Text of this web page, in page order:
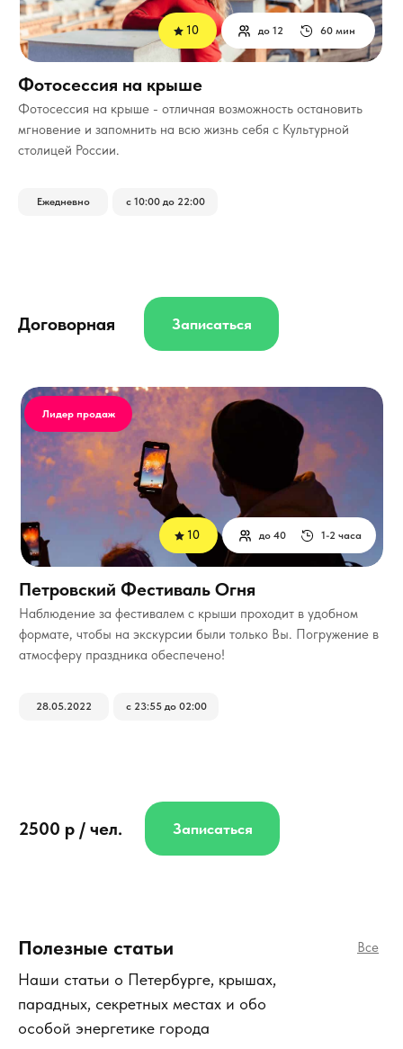
Фотосессия на крыше - отличная возможность остановить
мгновение и запомнить на всю жизнь себя с Культурной
столицей России.
Договорная
60 мин
до 12
Ежедневно с 10:00 до 22:00
Записаться
Фотосессия на крыше
10
Наблюдение за фестивалем с крыши проходит в удобном
формате, чтобы на экскурсии были только Вы. Погружение в
атмосферу праздника обеспечено!
2500 р / чел.
1-2 часа
до 40
28.05.2022 с 23:55 до 02:00
Записаться
Лидер продаж
Петровский Фестиваль Огня
10
Полезные статьи
Наши статьи о Петербурге, крышах,
парадных, секретных местах и обо
особой энергетике города
Все